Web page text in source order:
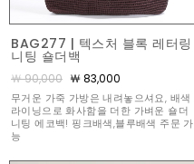
BAG277 | 텍스처 블록 레터링
니팅 숄더백
￦ 90,000 ￦ 83,000
무거운 가죽 가방은 내려놓으셔요, 배색
라이닝으로 화사함을 더한 가벼운 숄더
니팅 에코백! 핑크배색,블루배색 주문 가
능